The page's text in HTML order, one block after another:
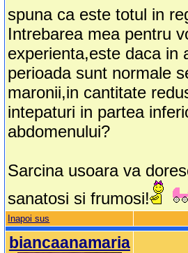
spuna ca este totul in
Intrebarea mea pentru
experienta,este daca in
perioada sunt normale
maronii,in cantitate
intepaturi in partea
abdomenului?
Sarcina usoara va
sanatosi si frumosi!
Inapoi sus
biancaanamaria